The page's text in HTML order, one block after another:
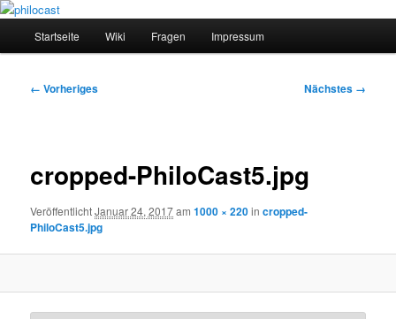
Zum
philocast
Startseite Wiki Fragen Impressum
Bilder-
← Vorheriges Nächstes →
cropped-PhiloCast5.jpg
VeröffentlichtJanuar 24, 2017am1000 × 220incropped-
PhiloCast5.jpg